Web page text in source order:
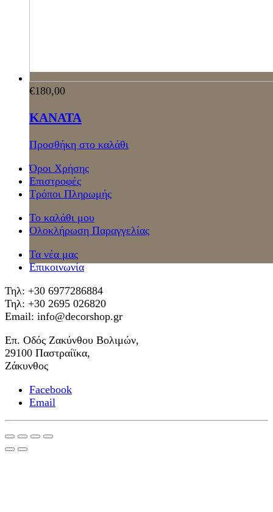
€180,00
ΚΑΝΑΤΑ
Προσθήκη στο καλάθι
Όροι Χρήσης
Επιστροφές
Τρόποι Πληρωμής
Το καλάθι μου
Ολοκλήρωση Παραγγελίας
Τα νέα μας
Επικοινωνία
Τηλ: +30 6977286884
Τηλ: +30 2695 026820
Email: info@decorshop.gr
Επ. Οδός Ζακύνθου Βολιμών,
29100 Παστραίϊκα,
Ζάκυνθος
Facebook
Email